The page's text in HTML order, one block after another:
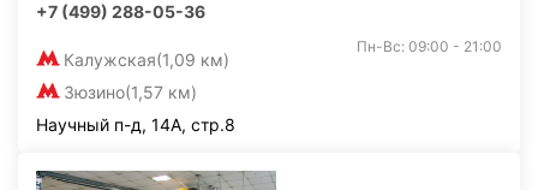
+7 (499) 288-05-36
Калужская(1,09 км)
Зюзино(1,57 км)
Пн-Вс: 09:00 - 21:00
Научный п-д, 14А, стр.8